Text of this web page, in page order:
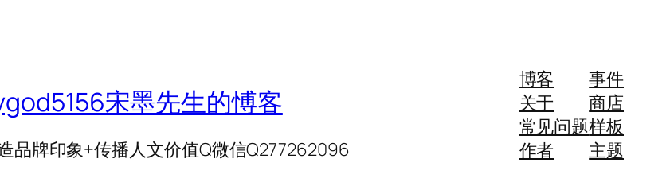
宋墨先生的愽客
牌印象+传播人文价值Q微信Q277262096
博客
关于
常见问题
作者
事件
商店
样板
主题